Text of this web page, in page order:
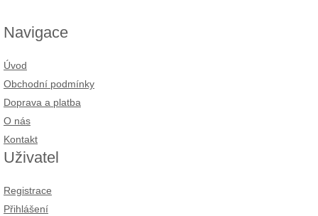
Navigace
Úvod
Obchodní podmínky
Doprava a platba
O nás
Kontakt
Uživatel
Registrace
Přihlášení